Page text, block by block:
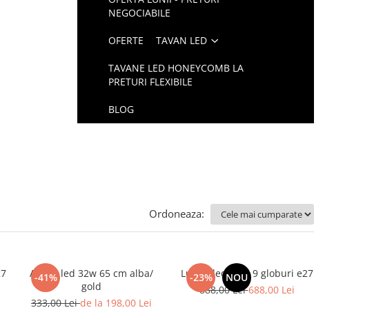
NEGOCIABILE
OFERTE TAVAN LED
TAVANE LED HONEYCOMB LA
PRETURI FLEXIBILE
BLOG
Ordoneaza:
-41%
Aplica led 32w 65 cm alba/
gold
333,00 Leide la 198,00 Lei
-23% NOU
Lustra led gold 9 globuri e27
888,00 Lei688,00 Lei